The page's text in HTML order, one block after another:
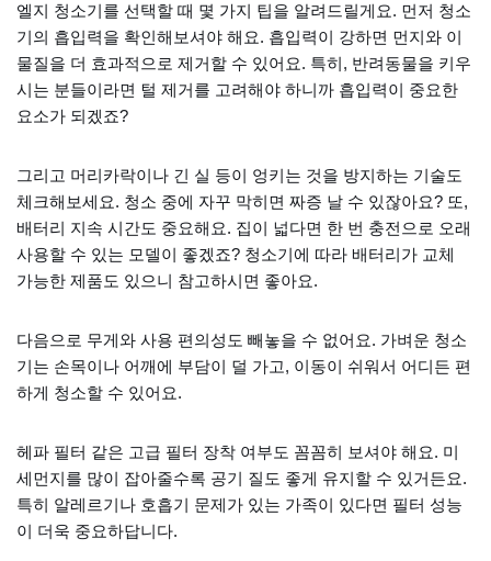
엘지 청소기를 선택할 때 몇 가지 팁을 알려드릴게요. 먼저 청소
기의 흡입력을 확인해보셔야 해요. 흡입력이 강하면 먼지와 이
물질을 더 효과적으로 제거할 수 있어요. 특히, 반려동물을 키우
시는 분들이라면 털 제거를 고려해야 하니까 흡입력이 중요한
요소가 되겠죠?
그리고 머리카락이나 긴 실 등이 엉키는 것을 방지하는 기술도
체크해보세요. 청소 중에 자꾸 막히면 짜증 날 수 있잖아요? 또,
배터리 지속 시간도 중요해요. 집이 넓다면 한 번 충전으로 오래
사용할 수 있는 모델이 좋겠죠? 청소기에 따라 배터리가 교체
가능한 제품도 있으니 참고하시면 좋아요.
다음으로 무게와 사용 편의성도 빼놓을 수 없어요. 가벼운 청소
기는 손목이나 어깨에 부담이 덜 가고, 이동이 쉬워서 어디든 편
하게 청소할 수 있어요.
헤파 필터 같은 고급 필터 장착 여부도 꼼꼼히 보셔야 해요. 미
세먼지를 많이 잡아줄수록 공기 질도 좋게 유지할 수 있거든요.
특히 알레르기나 호흡기 문제가 있는 가족이 있다면 필터 성능
이 더욱 중요하답니다.